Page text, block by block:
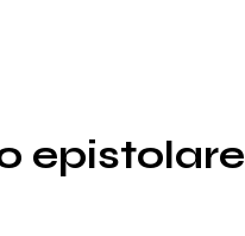
epistolare